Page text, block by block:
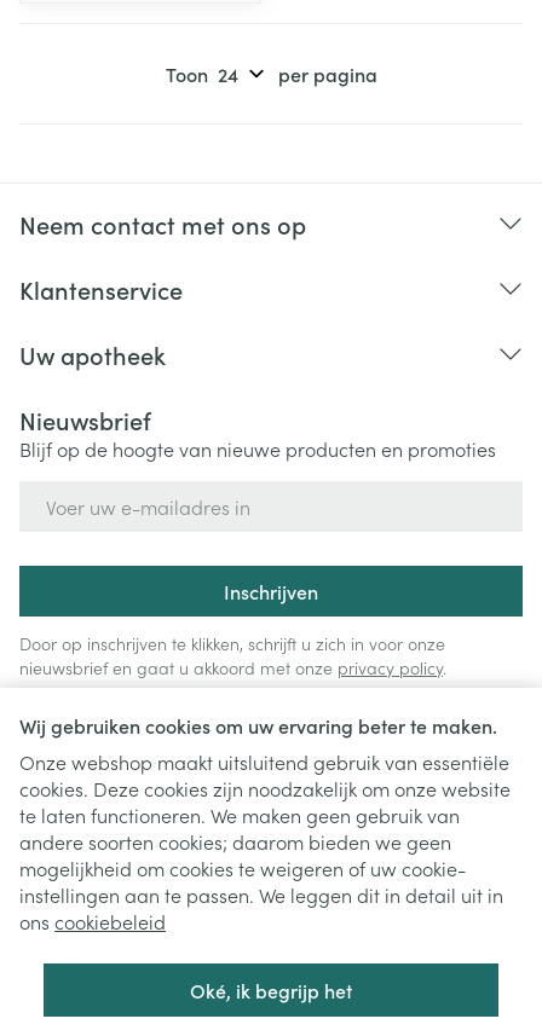
Wij gebruiken cookies om uw ervaring beter te maken.
Onze webshop maakt uitsluitend gebruik van essentiële
cookies. Deze cookies zijn noodzakelijk om onze website
te laten functioneren. We maken geen gebruik van
andere soorten cookies; daarom bieden we geen
mogelijkheid om cookies te weigeren of uw cookie-
instellingen aan te passen. We leggen dit in detail uit in
ons cookiebeleid
Oké, ik begrijp het
Toon per pagina
Neem contact met ons op
Klantenservice
Uw apotheek
Nieuwsbrief
Blijf op de hoogte van nieuwe producten en promoties
Inschrijven
Door op inschrijven te klikken, schrijft u zich in voor onze
nieuwsbrief en gaat u akkoord met onze privacy policy.
Juridische links